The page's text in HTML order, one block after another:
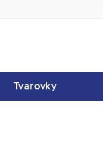
Tvarovky